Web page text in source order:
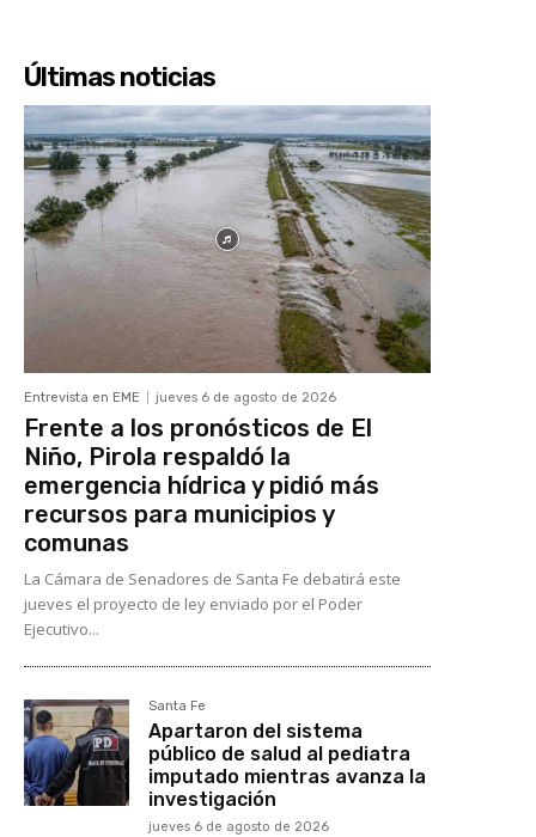
Últimas noticias
Entrevista en EME jueves 6 de agosto de 2026
Frente a los pronósticos de El
Niño, Pirola respaldó la
emergencia hídrica y pidió más
recursos para municipios y
comunas
La Cámara de Senadores de Santa Fe debatirá este
jueves el proyecto de ley enviado por el Poder
Ejecutivo...
Santa Fe
Apartaron del sistema
público de salud al pediatra
imputado mientras avanza la
investigación
jueves 6 de agosto de 2026